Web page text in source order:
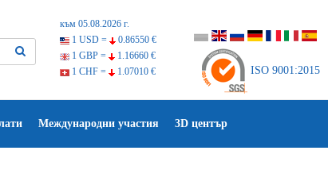
към 05.08.2026 г.
1 USD =
0.86550 €
1 GBP =
1.16660 €
1 CHF =
1.07010 € ISO 9001:2015
Международни участия 3D център